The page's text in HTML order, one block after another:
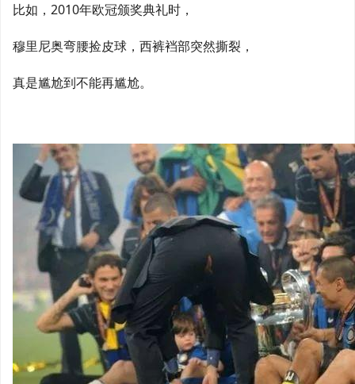
比如，2010年欧冠颁奖典礼时，
穆里尼奥弯腰捡皮球，西裤裆部突然撕裂，
真是尴尬到不能再尴尬。